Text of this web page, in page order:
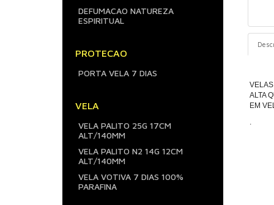
DEFUMACAO NATUREZA
ESPIRITUAL
PROTECAO
PORTA VELA 7 DIAS
VELA
VELA PALITO 25G 17CM
ALT/140MM
VELA PALITO N2 14G 12CM
ALT/140MM
VELA VOTIVA 7 DIAS 100%
PARAFINA
ALTA
EM